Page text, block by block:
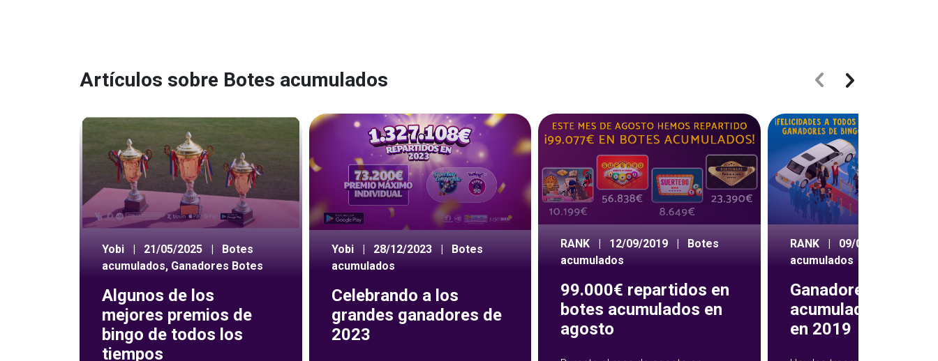
Artículos sobre Botes acumulados
Yobi 21/05/2025
Botes
acumulados, Ganadores Botes
Algunos de los
mejores premios de
bingo de todos los
tiempos
Yobi | 28/12/2023 |
Botes
acumulados
Celebrando a los
grandes ganadores de
2023
RANK 12/09/2019
Botes
acumulados
99.000€ repartidos en
botes acumulados en
agosto
RANK 09/05/2019
acumulados
Ganadores botes
acumulados de
en 2019